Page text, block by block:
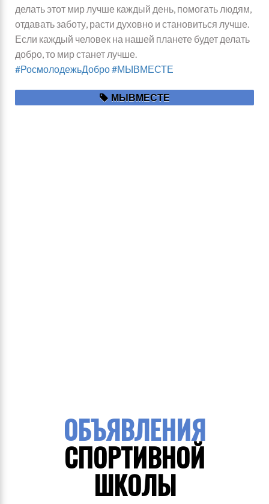
делать этот мир лучше каждый день, помогать людям,
отдавать заботу, расти духовно и становиться лучше.
Если каждый человек на нашей планете будет делать
добро, то мир станет лучше.
#РосмолодежьДобро#МЫВМЕСТЕ
МЫВМЕСТЕ
ОБЪЯВЛЕНИЯ
СПОРТИВНОЙ
ШКОЛЫ